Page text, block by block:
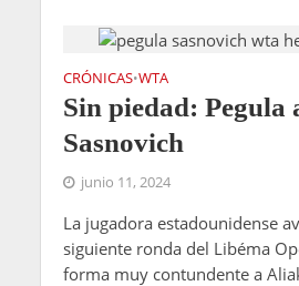
CRÓNICAS•WTA
Sin piedad: Pegula
Sasnovich
junio 11, 2024
La jugadora estadounidense
siguiente ronda del Libéma
forma muy contundente a